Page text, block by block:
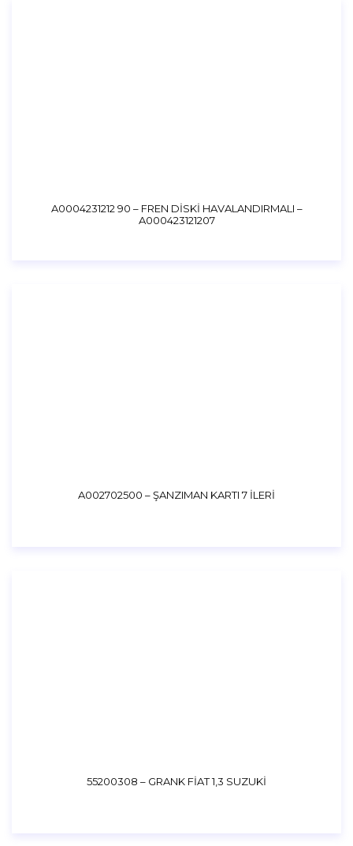
A0004231212 90 – FREN DİSKİ HAVALANDIRMALI –
A000423121207
A002702500 – ŞANZIMAN KARTI 7 İLERİ
55200308 – GRANK FİAT 1,3 SUZUKİ